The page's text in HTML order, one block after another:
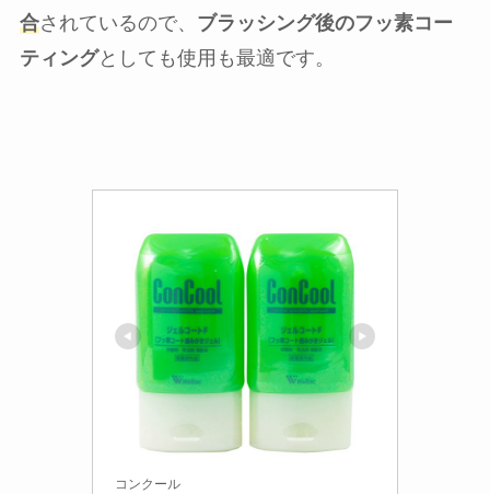
合されているので、 ブラッシング後のフッ素コー
ティングとしても使用も最適です。
コンクール